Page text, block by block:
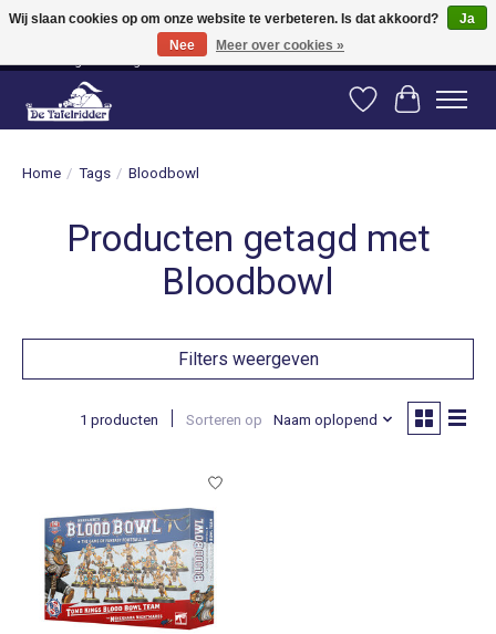
Vanaf 80 euro gratis verzending binnen Nederland! Vanaf 100 euro gratis
verzending naar België en Duitsland!
Verlanglijst
Home / Tags / Bloodbowl
Producten getagd met
Bloodbowl
Filters weergeven
1 producten Sorteren op Naam oplopend
Wij slaan cookies op om onze website te verbeteren. Is dat akkoord?
Ja
Nee
Meer over cookies »